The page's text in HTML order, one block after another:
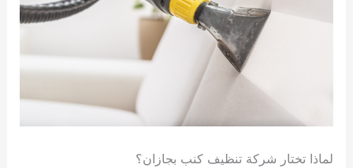
لماذا تختار شركة تنظيف كنب بجازان؟